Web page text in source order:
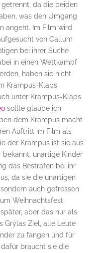
da die beiden
was den Umgang
angeht. Im Film wird
von Callum
bei ihrer Suche
in einen Wettkampf
haben sie nicht
Krampus-Klaps
unter Krampus-Klaps
sollte glaube ich
dem Krampus macht
Auftritt im Film als
der Krampus ist sie aus
unartige Kinder
das Bestrafen bei ihr
da sie die unartigen
auch gefressen
Weihnachtsfest
aber das nur als
Grýlas Ziel, alle Leute
zu fangen und für
braucht sie die